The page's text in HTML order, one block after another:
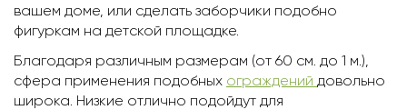
вашем доме, или сделать заборчики подобно
фигуркам на детской площадке.
Благодаря различным размерам (от 60 см. до 1 м.),
сфера применения подобных ограждений довольно
широка. Низкие отлично подойдут для